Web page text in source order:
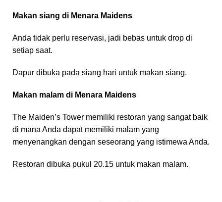
Makan siang di Menara Maidens
Anda tidak perlu reservasi, jadi bebas untuk drop di
setiap saat.
Dapur dibuka pada siang hari untuk makan siang.
Makan malam di Menara Maidens
The Maiden’s Tower memiliki restoran yang sangat baik
di mana Anda dapat memiliki malam yang
menyenangkan dengan seseorang yang istimewa Anda.
Restoran dibuka pukul 20.15 untuk makan malam.